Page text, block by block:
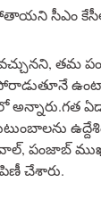
సీఎం
తమ
లో
పంజాబ్
చేశారు.